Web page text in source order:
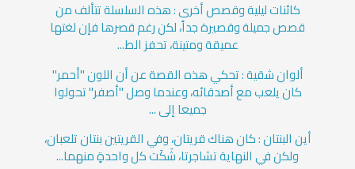
كائنات ليلية وقصص أخرى : هذه السلسلة تتألف من
قصص جميلة وقصيرة جداً، لكن رغم قصرها فإن لغتها
عميقة ومتينة، تحفز الط...
ألوان شقية : تحكي هذه القصة عن أن اللون "أحمر"
كان يلعب مع أصدقائه، وعندما وصل "أصفر" تحولوا
جميعا إلى ...
أين البنتان : كان هناك قريتان، وفي القريتين بنتان تلعبان،
ولكن في النهاية تشاجرتا، شَكَت كل واحدةٍ منهما...